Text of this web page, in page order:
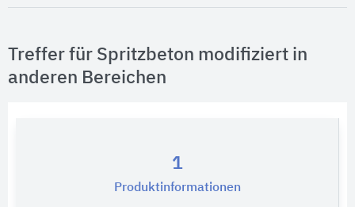
Treffer für Spritzbeton modifiziert in
anderen Bereichen
1
Produktinformationen